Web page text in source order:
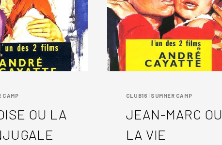
CAMP
OU LA
CLUB16 | SUMMER CAMP
JEAN-MARC OU
LA VIE